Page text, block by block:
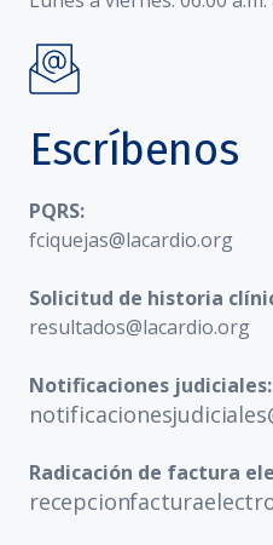
Escríbenos
PQRS:
fciquejas@lacardio.org
Solicitud de historia
resultados@lacardio.org
Notificaciones judiciales:
Radicación de factura